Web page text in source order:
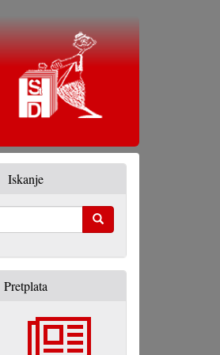
Iskanje
Pretplata